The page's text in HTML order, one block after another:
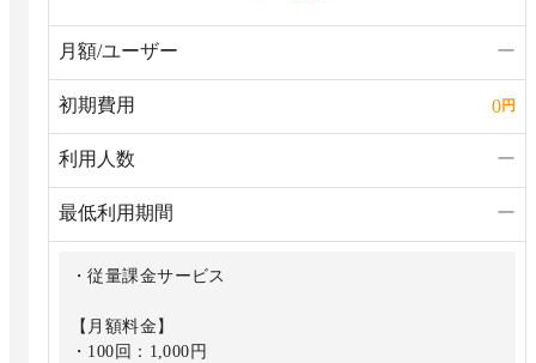
月額/ユーザー ー
初期費用 0円
利用人数 ー
最低利用期間 ー
・従量課金サービス
【月額料金】
・100回：1,000円